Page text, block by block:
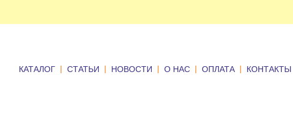
КАТАЛОГ | СТАТЬИ | НОВОСТИ | О НАС | ОПЛАТА | КОНТАКТЫ